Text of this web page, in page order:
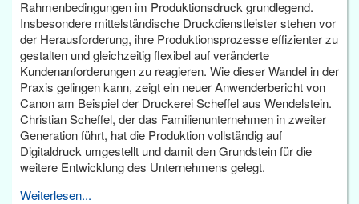
Rahmenbedingungen im Produktionsdruck grundlegend.
Insbesondere mittelständische Druckdienstleister stehen vor
der Herausforderung, ihre Produktionsprozesse effizienter zu
gestalten und gleichzeitig flexibel auf veränderte
Kundenanforderungen zu reagieren. Wie dieser Wandel in der
Praxis gelingen kann, zeigt ein neuer Anwenderbericht von
Canon am Beispiel der Druckerei Scheffel aus Wendelstein.
Christian Scheffel, der das Familienunternehmen in zweiter
Generation führt, hat die Produktion vollständig auf
Digitaldruck umgestellt und damit den Grundstein für die
weitere Entwicklung des Unternehmens gelegt.
Weiterlesen...